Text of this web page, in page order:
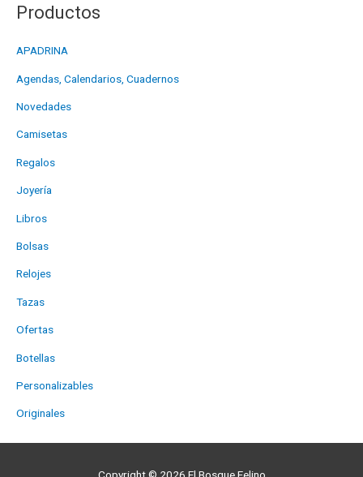
Productos
APADRINA
Agendas, Calendarios, Cuadernos
Novedades
Camisetas
Regalos
Joyería
Libros
Bolsas
Relojes
Tazas
Ofertas
Botellas
Personalizables
Originales